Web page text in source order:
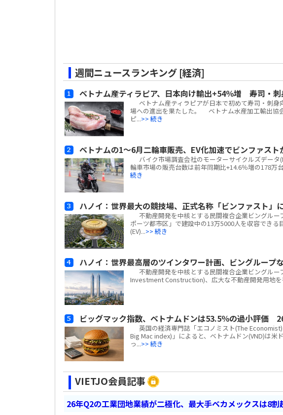
週間ニュースランキング [経済]
ベトナム産ティラピア、日本向け輸出+54％増 寿司・
ベトナム産ティラピアが日本で初めて寿司・刺
場への進出を果たした。 ベトナム水産加工輸出協
ピ...>> 続き
ベトナムの1～6月二輪車販売、EV化加速でビンファスト
バイク市場調査会社のモーターサイクルズデー
輪車市場の販売台数は前年同期比+14.6％増の178
続き
ハノイ：世界最大の競技場、正式名称「ビンファスト
不動産開発を中核とする民間複合企業ビングルー
ポーツ都市区」で建設中の13万5000人を収容でき
(EV)...>> 続き
ハノイ：世界最高層のツインタワー計画、ビングループ
不動産開発を中核とする民間複合企業ビングルー
Investment Construction)、広大な不動産開発用地
ビッグマック指数、ベトナムドンは53.5％の過小評価
英国の経済専門誌「エコノミスト(The
Big Mac index)」によると、ベトナムドン(VND)は
っ...>> 続き
VIETJO会員記事
26年Q2の工業団地業績が二極化、最大手ベカメックスは8割